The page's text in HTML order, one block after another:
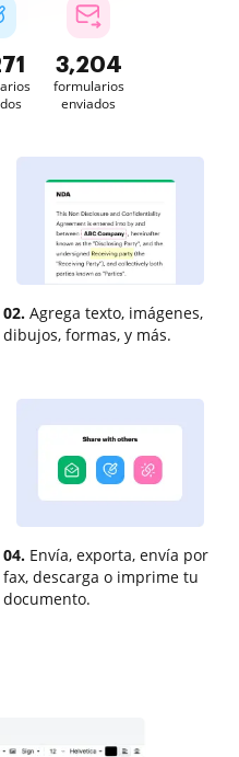
3,204
formularios
enviados
02. Agrega texto, imágenes,
dibujos, formas, y más.
04. Envía, exporta, envía por
fax, descarga o imprime tu
documento.